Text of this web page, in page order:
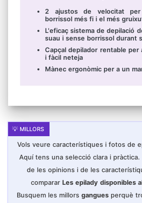
2 ajustos de velocitat
borrissol més fi i el més
L'eficaç sistema de depilació
suau i sense borrissol durant
Capçal depilador rentable per
i fàcil neteja
Mànec ergonòmic per a un
Vols veure característiques i fotos de
Aquí tens una selecció clara i
de les opinions i de les
comparar Les epilady disponibles
Busquem les millors ganguesperquè